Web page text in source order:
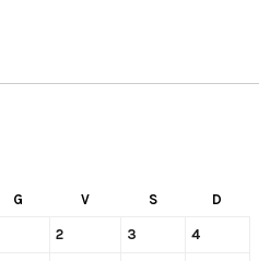
G V S D
2 3 4